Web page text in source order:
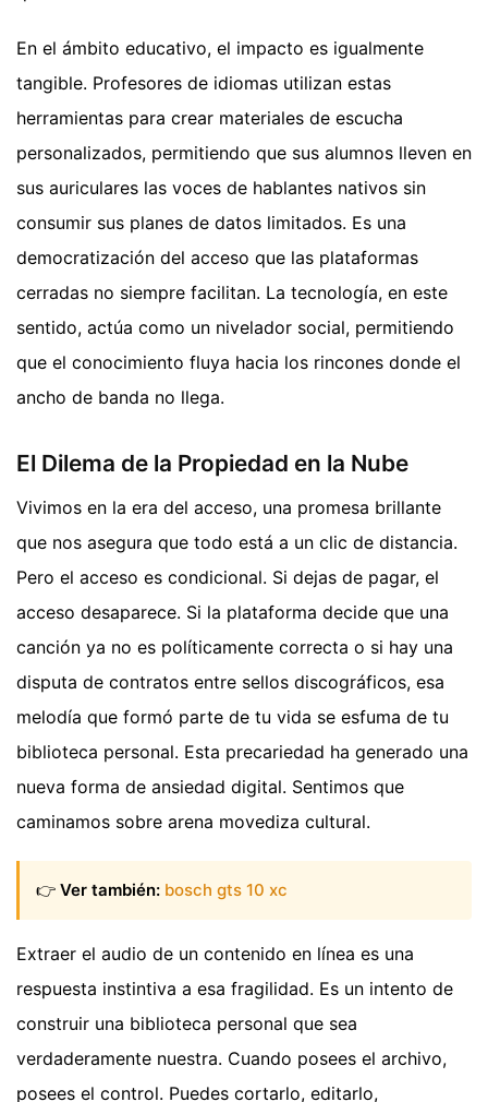
En el ámbito educativo, el impacto es igualmente
tangible. Profesores de idiomas utilizan estas
herramientas para crear materiales de escucha
personalizados, permitiendo que sus alumnos lleven en
sus auriculares las voces de hablantes nativos sin
consumir sus planes de datos limitados. Es una
democratización del acceso que las plataformas
cerradas no siempre facilitan. La tecnología, en este
sentido, actúa como un nivelador social, permitiendo
que el conocimiento fluya hacia los rincones donde el
ancho de banda no llega.
El Dilema de la Propiedad en la Nube
Vivimos en la era del acceso, una promesa brillante
que nos asegura que todo está a un clic de distancia.
Pero el acceso es condicional. Si dejas de pagar, el
acceso desaparece. Si la plataforma decide que una
canción ya no es políticamente correcta o si hay una
disputa de contratos entre sellos discográficos, esa
melodía que formó parte de tu vida se esfuma de tu
biblioteca personal. Esta precariedad ha generado una
nueva forma de ansiedad digital. Sentimos que
caminamos sobre arena movediza cultural.
👉 Ver también: bosch gts 10 xc
Extraer el audio de un contenido en línea es una
respuesta instintiva a esa fragilidad. Es un intento de
construir una biblioteca personal que sea
verdaderamente nuestra. Cuando posees el archivo,
posees el control. Puedes cortarlo, editarlo,